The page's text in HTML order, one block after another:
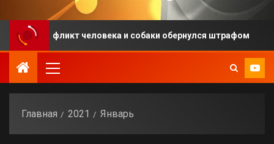
человека и собаки обернулся штрафом В США
Главная 2021 Январь